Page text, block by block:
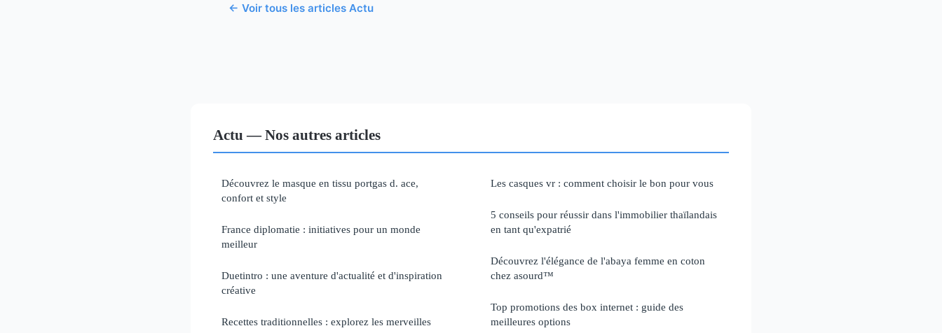
← Voir tous les articles Actu
Actu — Nos autres articles
Découvrez le masque en tissu portgas d. ace,
confort et style
France diplomatie : initiatives pour un monde
meilleur
Duetintro : une aventure d'actualité et d'inspiration
créative
Recettes traditionnelles : explorez les merveilles
Les casques vr : comment choisir le bon pour vous
5 conseils pour réussir dans l'immobilier thaïlandais
en tant qu'expatrié
Découvrez l'élégance de l'abaya femme en coton
chez asourd™
Top promotions des box internet : guide des
meilleures options